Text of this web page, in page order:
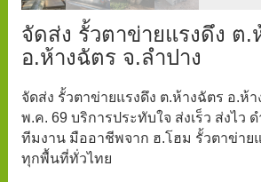
จัดส่ง รั้วตาข่ายแรงดึง ต.
อ.ห้างฉัตร จ.ลำปาง
จัดส่ง รั้วตาข่ายแรงดึง ต.ห้างฉัตร อ.ห้า
พ.ค. 69 บริการประทับใจ ส่งเร็ว ส่งไว
ทีมงาน มืออาชีพจาก ฮ.โฮม รั้วตาข่าย
ทุกพื้นที่ทั่วไทย